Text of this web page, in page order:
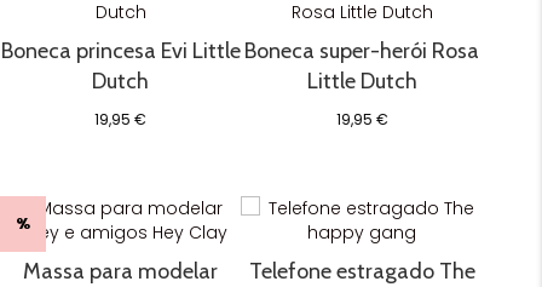
Boneca princesa Evi Little
Dutch
19,95€
Boneca super-herói Rosa
Little Dutch
19,95 €
%
Massa para modelar
Telefone estragado The